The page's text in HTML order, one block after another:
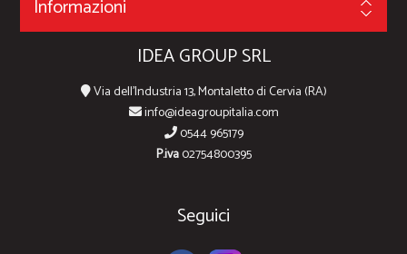
Informazioni
IDEA GROUP SRL
Via dell'Industria 13, Montaletto di Cervia (RA)
info@ideagroupitalia.com
0544 965179
P.iva02754800395
Seguici